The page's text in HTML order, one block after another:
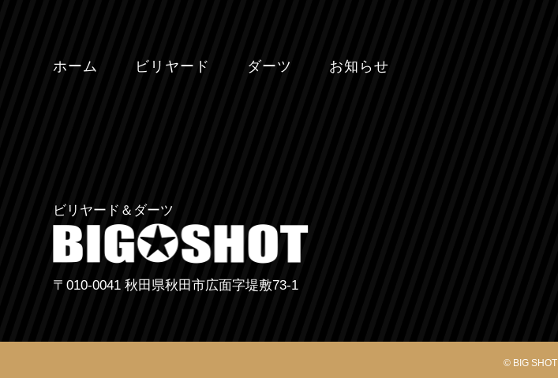
ホーム ビリヤード ダーツ お知らせ
ビリヤード＆ダーツ
〒010-0041 秋田県秋田市広面字堤敷73-1
© BIG SHOT